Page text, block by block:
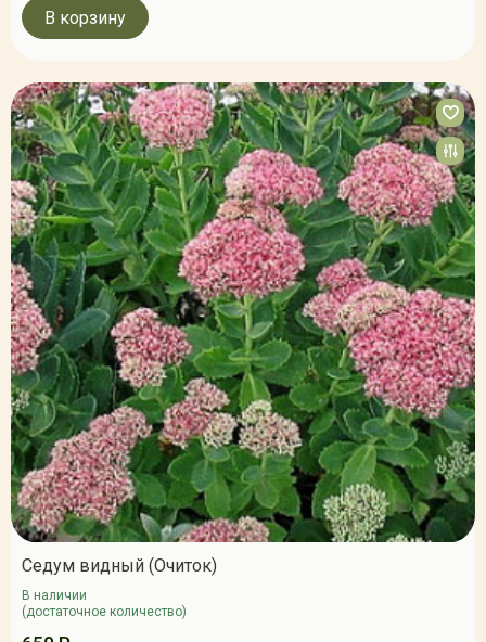
В корзину
Седум видный (Очиток)
В наличии
(достаточное количество)